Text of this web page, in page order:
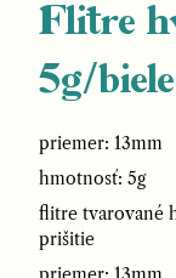
Flitre
5g/
priemer: 13mm
hmotnosť: 5g
flitre tvarované
prišitie